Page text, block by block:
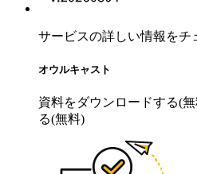
サービスの詳しい情報をチ
オウルキャスト
資料をダウンロードする(
る(無料)